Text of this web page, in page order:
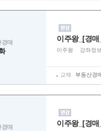
매 이주왕_[경
이주왕 강좌정
교재 부동산경
매 이주왕_[경